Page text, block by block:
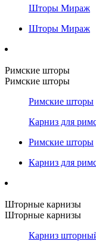
Шторы Мираж
Шторы Мираж
Римские шторы
Римские шторы
Римские шторы
Карниз для
Римские шторы
Карниз для
Шторные карнизы
Шторные карнизы
Карниз